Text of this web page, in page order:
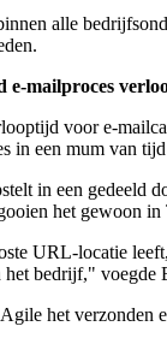
alle
mailproces
voor e-
in een mum van
in een gedeeld
het gewoon
URL-locatie
bedrijf," voegde
het